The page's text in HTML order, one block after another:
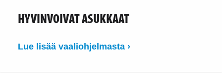
HYVINVOIVAT ASUKKAAT
Lue lisää vaaliohjelmasta ›